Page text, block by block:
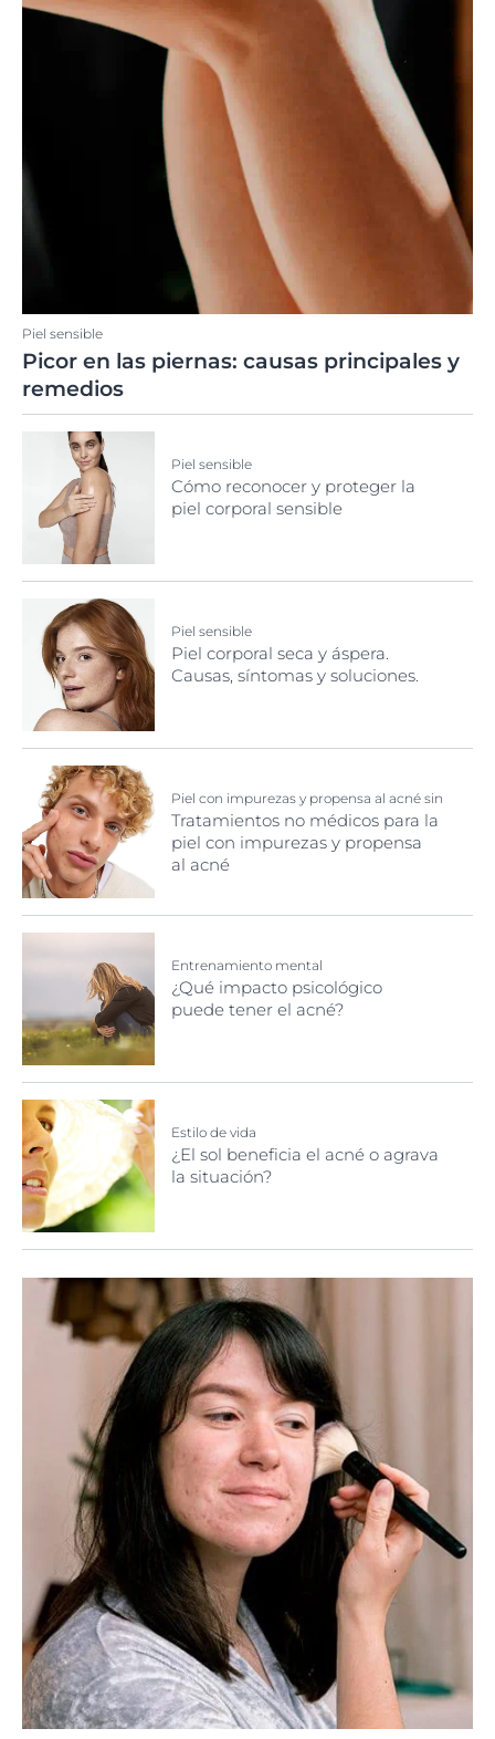
Piel sensible
Picor en las piernas: causas principales y
remedios
Piel sensible
Cómo reconocer y proteger la
piel corporal sensible
Piel sensible
Piel corporal seca y áspera.
Causas, síntomas y soluciones.
Piel con impurezas y propensa al acné sin
medicación
Tratamientos no médicos para la
piel con impurezas y propensa
al acné
Entrenamiento mental
¿Qué impacto psicológico
puede tener el acné?
Estilo de vida
¿El sol beneficia el acné o agrava
la situación?